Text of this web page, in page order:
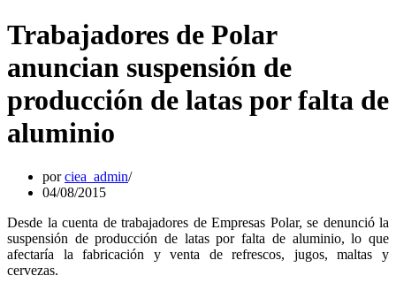
Trabajadores de Polar
anuncian suspensión de
producción de latas por falta de
aluminio
porciea_admin
04/08/2015
Desde la cuenta de trabajadores de Empresas Polar, se denunció la
suspensión de producción de latas por falta de aluminio, lo que
afectaría la fabricación y venta de refrescos, jugos, maltas y
cervezas.